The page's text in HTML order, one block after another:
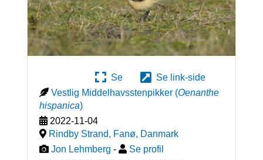
Se
Se link-side
Vestlig Middelhavsstenpikker (Oenanthe
hispanica)
2022-11-04
Rindby Strand, Fanø, Danmark
Jon Lehmberg - Se profil